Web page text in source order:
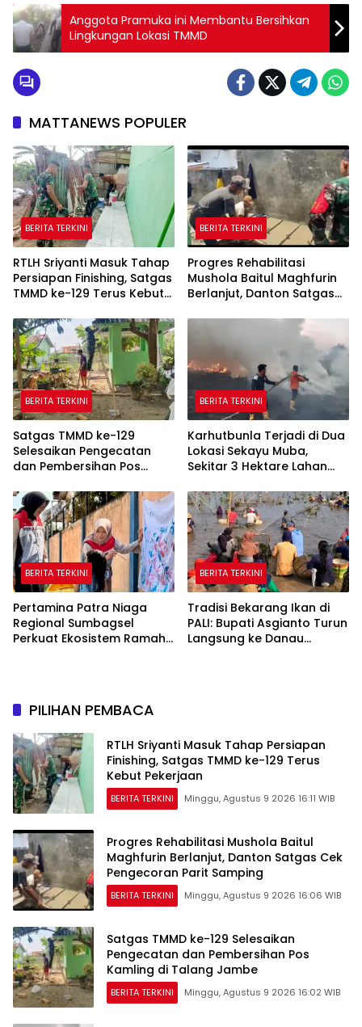
Anggota Pramuka ini Membantu Bersihkan
Lingkungan Lokasi TMMD
MATTANEWS POPULER
BERITA TERKINI
RTLH Sriyanti Masuk Tahap
Persiapan Finishing, Satgas
TMMD ke-129 Terus Kebut
BERITA TERKINI
Progres Rehabilitasi
Mushola Baitul Maghfurin
Berlanjut, Danton Satgas
Samping
BERITA TERKINI
Satgas TMMD ke-129
Selesaikan Pengecatan
dan Pembersihan Pos
BERITA TERKINI
Karhutbunla Terjadi di Dua
Lokasi Sekayu Muba,
Sekitar 3 Hektare Lahan
BERITA TERKINI
Pertamina Patra Niaga
Regional Sumbagsel
Perkuat Ekosistem Ramah
BERITA TERKINI
Tradisi Bekarang Ikan di
PALI: Bupati Asgianto Turun
Langsung ke Danau
PILIHAN PEMBACA
RTLH Sriyanti Masuk Tahap Persiapan
Finishing, Satgas TMMD ke-129 Terus
Kebut Pekerjaan
BERITA TERKINI Minggu, Agustus 9 2026 16:11 WIB
Progres Rehabilitasi Mushola Baitul
Maghfurin Berlanjut, Danton Satgas Cek
Pengecoran Parit Samping
BERITA TERKINI Minggu, Agustus 9 2026 16:06 WIB
Satgas TMMD ke-129 Selesaikan
Pengecatan dan Pembersihan Pos
Kamling di Talang Jambe
BERITA TERKINI Minggu, Agustus 9 2026 16:02 WIB